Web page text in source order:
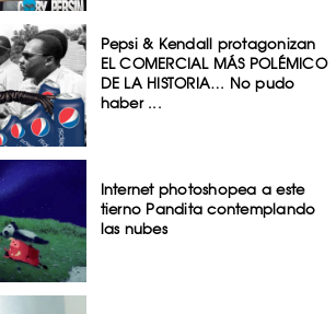
Pepsi & Kendall protagonizan
EL COMERCIAL MÁS POLÉMICO
DE LA HISTORIA… No pudo
haber ...
Internet photoshopea a este
tierno Pandita contemplando
las nubes